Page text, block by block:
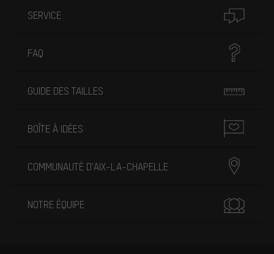
SERVICE
FAQ
GUIDE DES TAILLES
BOÎTE À IDÉES
COMMUNAUTÉ D'AIX-LA-CHAPELLE
NOTRE ÉQUIPE